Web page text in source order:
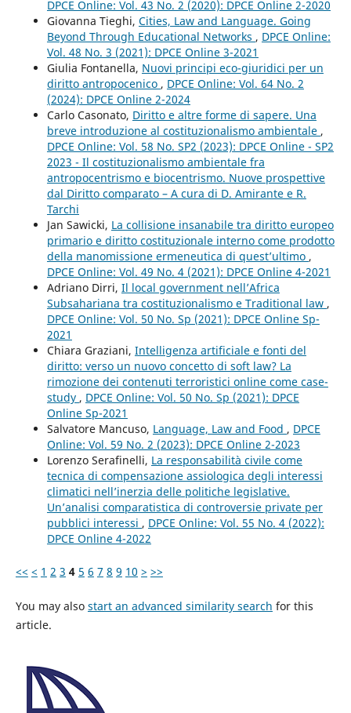
DPCE Online: Vol. 43 No. 2 (2020): DPCE Online 2-2020
Giovanna Tieghi, Cities, Law and Language. Going
Beyond Through Educational Networks , DPCE Online:
Vol. 48 No. 3 (2021): DPCE Online 3-2021
Giulia Fontanella, Nuovi principi eco-giuridici per un
diritto antropocenico , DPCE Online: Vol. 64 No. 2
(2024): DPCE Online 2-2024
Carlo Casonato, Diritto e altre forme di sapere. Una
breve introduzione al costituzionalismo ambientale ,
DPCE Online: Vol. 58 No. SP2 (2023): DPCE Online - SP2
2023 - Il costituzionalismo ambientale fra
antropocentrismo e biocentrismo. Nuove prospettive
dal Diritto comparato – A cura di D. Amirante e R.
Tarchi
Jan Sawicki, La collisione insanabile tra diritto europeo
primario e diritto costituzionale interno come prodotto
della manomissione ermeneutica di quest’ultimo ,
DPCE Online: Vol. 49 No. 4 (2021): DPCE Online 4-2021
Adriano Dirri, Il local government nell’Africa
Subsahariana tra costituzionalismo e Traditional law ,
DPCE Online: Vol. 50 No. Sp (2021): DPCE Online Sp-
2021
Chiara Graziani, Intelligenza artificiale e fonti del
diritto: verso un nuovo concetto di soft law? La
rimozione dei contenuti terroristici online come case-
study , DPCE Online: Vol. 50 No. Sp (2021): DPCE
Online Sp-2021
Salvatore Mancuso, Language, Law and Food , DPCE
Online: Vol. 59 No. 2 (2023): DPCE Online 2-2023
Lorenzo Serafinelli, La responsabilità civile come
tecnica di compensazione assiologica degli interessi
climatici nell’inerzia delle politiche legislative.
Un’analisi comparatistica di controversie private per
pubblici interessi , DPCE Online: Vol. 55 No. 4 (2022):
DPCE Online 4-2022
<< < 1 2 3 4 5 6 7 8 9 10 > >>
You may also start an advanced similarity search for this
article.